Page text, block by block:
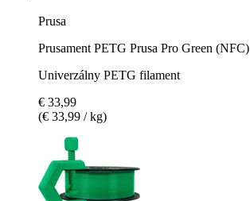
Prusa
Prusament PETG Prusa Pro Green (NFC)
Univerzálny PETG filament
€ 33,99
(€ 33,99 / kg)